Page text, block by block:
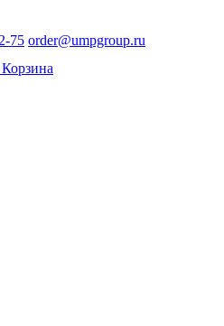
75 order@umpgroup.ru
Корзина